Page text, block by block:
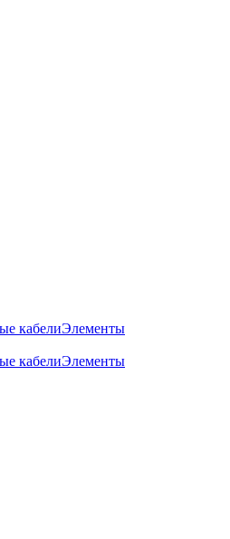
кабелиЭлементы
кабелиЭлементы